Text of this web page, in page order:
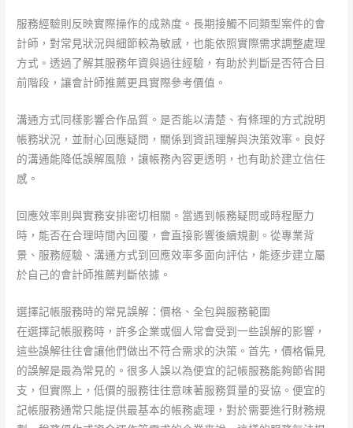
服務經驗則反映實際操作的成熟度。長期接觸不同類型案件的會
計師，對常見狀況與細節較為敏感，也能依照實際需求調整處理
方式。透過了解其服務年資與過往經驗，有助於判斷是否符合目
前階段，讓會計師推薦更具實際參考價值。
溝通方式同樣影響合作品質。是否能以清楚、有條理的方式說明
帳務狀況，並耐心回應疑問，關係到資訊理解與決策效率。良好
的溝通能降低誤解風險，讓帳務內容更透明，也有助於建立信任
感。
回應效率則與實務安排密切相關。當遇到帳務疑問或時程壓力
時，能否在合理時間內回覆，會直接影響後續規劃。從專業背
景、服務經驗、溝通方式到回應效率多面向評估，能逐步建立屬
於自己的會計師推薦判斷依據。
選擇記帳服務時的常見誤解：價格、全包與服務範圍
在選擇記帳服務時，許多企業或個人常會受到一些誤解的影響，
這些誤解往往會讓他們做出不符合需求的決策。首先，價格偏見
的誤解是最為常見的。很多人誤以為便宜的記帳服務能夠節省開
支，但實際上，低價的服務往往意味著服務質量的妥協。便宜的
記帳服務通常只能提供最基本的帳務處理，對於需要進行財務規